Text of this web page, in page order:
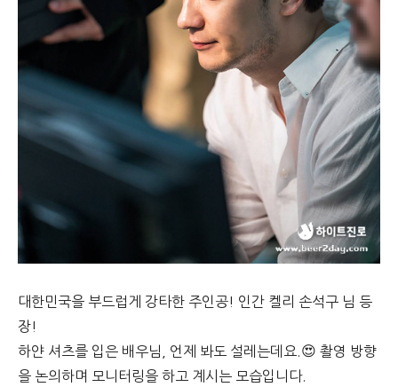
대한민국을 부드럽게 강타한 주인공! 인간 켈리 손석구 님 등
장!
하얀 셔츠를 입은 배우님, 언제 봐도 설레는데요.😍 촬영 방향
을 논의하며 모니터링을 하고 계시는 모습입니다.